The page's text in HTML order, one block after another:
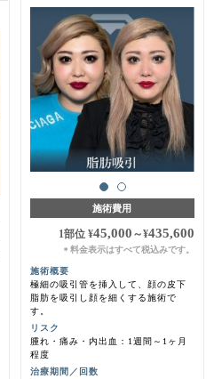
施術費用
1部位 ¥45,000 ～¥435,600
＊ 料金表示はすべて税込みです。
施術概要
極細の吸引管を挿入して、顔の皮下
脂肪を吸引し顔を細くする施術で
す。
リスク
腫れ・痛み・内出血：1週間～1ヶ月
程度
治療期間／回数